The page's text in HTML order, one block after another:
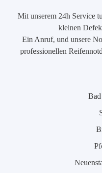
Mit unserem 24h Service
kleinen
Ein Anruf, und unsere
professionellen